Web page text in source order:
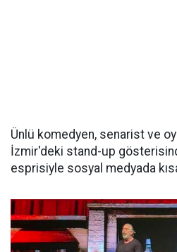
Ünlü komedyen, senarist ve
İzmir'deki stand-up
esprisiyle sosyal medyada